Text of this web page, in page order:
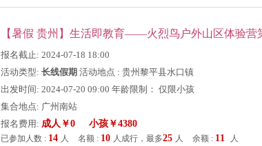
报名截止: 2024-07-18 18:00
活动类型: 长线假期 活动地点 : 贵州黎平县水口镇
出发时间: 2024-07-20 09:00 年龄限制： 仅限小孩
集合地点: 广州南站
报名费用: 成人￥0 小孩￥4380
已参加人数 : 14 人 名额 : 10 人成行，最多25 人 余额 : 11 人